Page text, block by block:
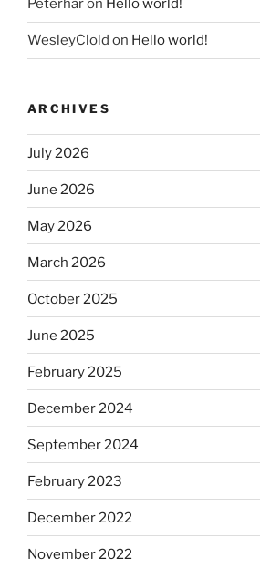
Peterharon Hello world!
WesleyClold on Hello world!
ARCHIVES
July 2026
June 2026
May 2026
March 2026
October 2025
June 2025
February 2025
December 2024
September 2024
February 2023
December 2022
November 2022